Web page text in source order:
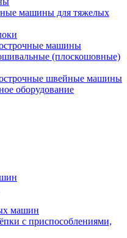
машины для тяжелых
машины
(плоскошовные)
швейные машины
оборудование
машин
с приспособлениями,